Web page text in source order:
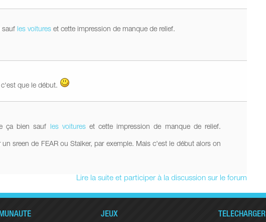
sauf les voitures et cette impression de manque de relief.
que le début.
ça bien sauf les voitureset cette impression de manque de relief.
sreen de FEAR ou Stalker, par exemple. Mais c'est le début alors on
Lire la suite et participer à la discussion sur le forum
JEUX TÉLÉCHARGER